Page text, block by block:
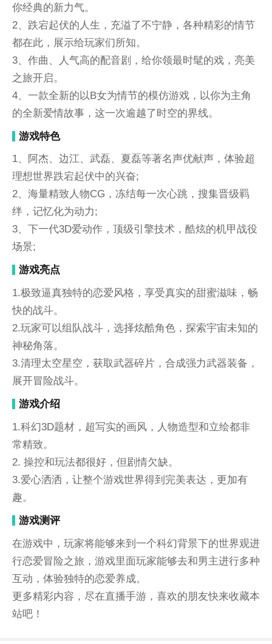
你经典的新力气。
2、跌宕起伏的人生，充溢了不宁静，各种精彩的情节
都在此，展示给玩家们所知。
3、作曲、人气高的配音剧，给你领最时髦的戏，亮美
之旅开启。
4、一款全新的以B女为情节的模仿游戏，以你为主角
的全新爱情故事，这一次逾越了时空的界线。
游戏特色
1、阿杰、边江、武磊、夏磊等著名声优献声，体验超
理想世界跌宕起伏中的兴奋;
2、海量精致人物CG，冻结每一次心跳，搜集晋级羁
绊，记忆化为动力;
3、下一代3D爱动作，顶级引擎技术，酷炫的机甲战役
场景;
游戏亮点
1.极致逼真独特的恋爱风格，享受真实的甜蜜滋味，畅
快的战斗。
2.玩家可以组队战斗，选择炫酷角色，探索宇宙未知的
神秘角落。
3.清理太空星空，获取武器碎片，合成强力武器装备，
展开冒险战斗。
游戏介绍
1.科幻3D题材，超写实的画风，人物造型和立绘都非
常精致。
2. 操控和玩法都很好，但剧情欠缺。
3.爱心洒洒，让整个游戏世界得到完美表达，更加有
趣。
游戏测评
在游戏中，玩家将能够来到一个科幻背景下的世界观进
行恋爱冒险之旅，游戏里面玩家能够去和男主进行多种
互动，体验独特的恋爱养成。
更多精彩内容，尽在直播手游，喜欢的朋友快来收藏本
站吧！